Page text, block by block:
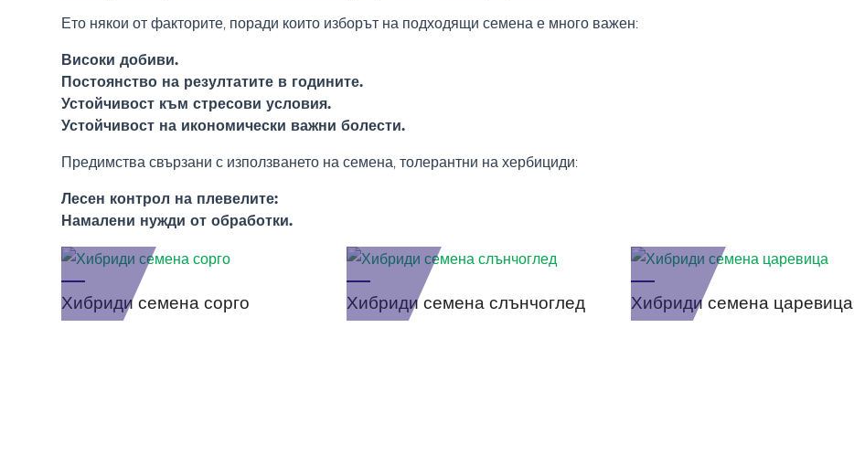
Ето някои от факторите, поради които изборът на подходящи семена е много важен:
Високи добиви.
Постоянство на резултатите в годините.
Устойчивост към стресови условия.
Устойчивост на икономически важни болести.
Предимства свързани с използването на семена, толерантни на хербициди:
Лесен контрол на плевелите:
Намалени нужди от обработки.
Хибриди семена сорго Хибриди семена слънчоглед Хибриди семена царевица